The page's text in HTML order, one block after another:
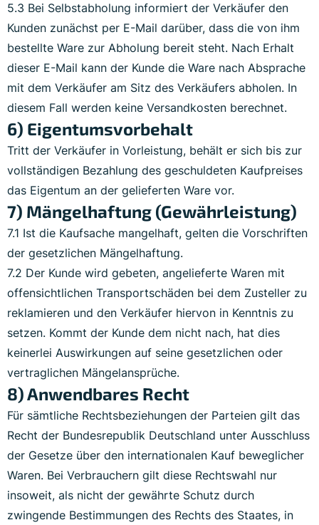
5.3 Bei Selbstabholung informiert der Verkäufer den
Kunden zunächst per E-Mail darüber, dass die von ihm
bestellte Ware zur Abholung bereit steht. Nach Erhalt
dieser E-Mail kann der Kunde die Ware nach Absprache
mit dem Verkäufer am Sitz des Verkäufers abholen. In
diesem Fall werden keine Versandkosten berechnet.
6) Eigentumsvorbehalt
Tritt der Verkäufer in Vorleistung, behält er sich bis zur
vollständigen Bezahlung des geschuldeten Kaufpreises
das Eigentum an der gelieferten Ware vor.
7) Mängelhaftung (Gewährleistung)
7.1 Ist die Kaufsache mangelhaft, gelten die Vorschriften
der gesetzlichen Mängelhaftung.
7.2 Der Kunde wird gebeten, angelieferte Waren mit
offensichtlichen Transportschäden bei dem Zusteller zu
reklamieren und den Verkäufer hiervon in Kenntnis zu
setzen. Kommt der Kunde dem nicht nach, hat dies
keinerlei Auswirkungen auf seine gesetzlichen oder
vertraglichen Mängelansprüche.
8) Anwendbares Recht
Für sämtliche Rechtsbeziehungen der Parteien gilt das
Recht der Bundesrepublik Deutschland unter Ausschluss
der Gesetze über den internationalen Kauf beweglicher
Waren. Bei Verbrauchern gilt diese Rechtswahl nur
insoweit, als nicht der gewährte Schutz durch
zwingende Bestimmungen des Rechts des Staates, in